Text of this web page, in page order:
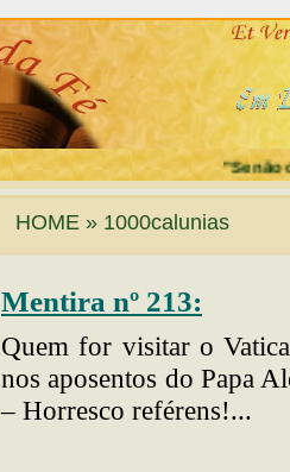
"Se não
HOME » 1000calunias
Mentira nº 213:
Quem for visitar o
nos aposentos do Papa
– Horresco reférens!...